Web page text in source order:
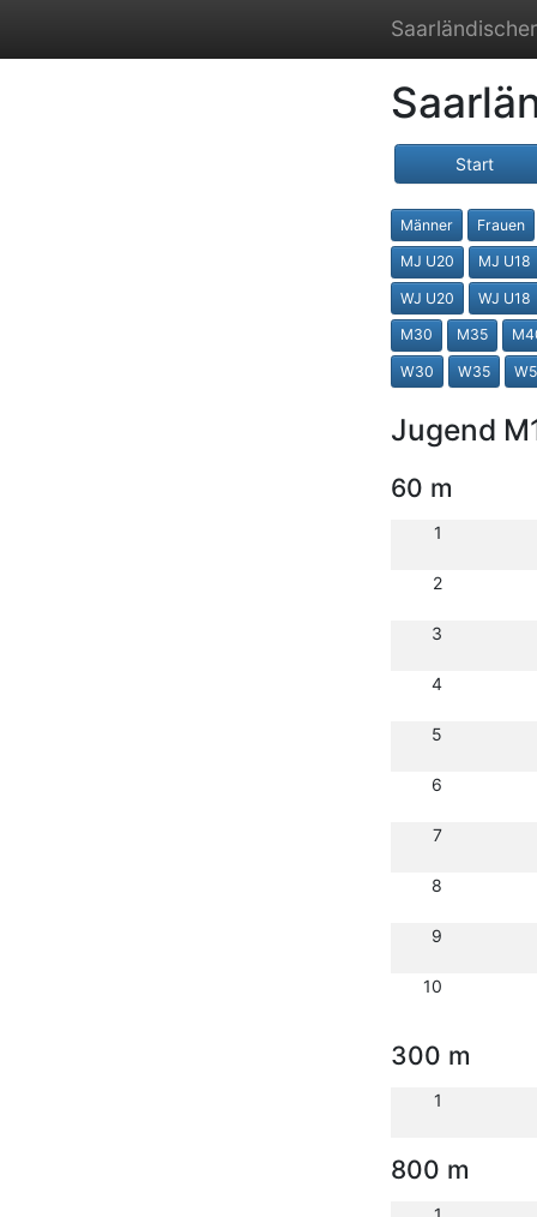
Start
Männer Frauen
MJ U20 MJ U18
WJ U20 WJ U18
M30 M35
W30 W35
Jugend
60 m
1
2
3
4
5
6
7
8
9
10
300 m
1
800 m